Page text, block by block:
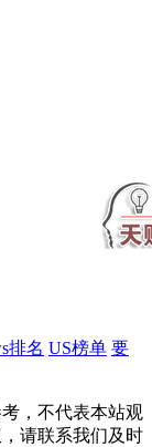
排名 US榜单 要
，不代表本站观
请联系我们及时